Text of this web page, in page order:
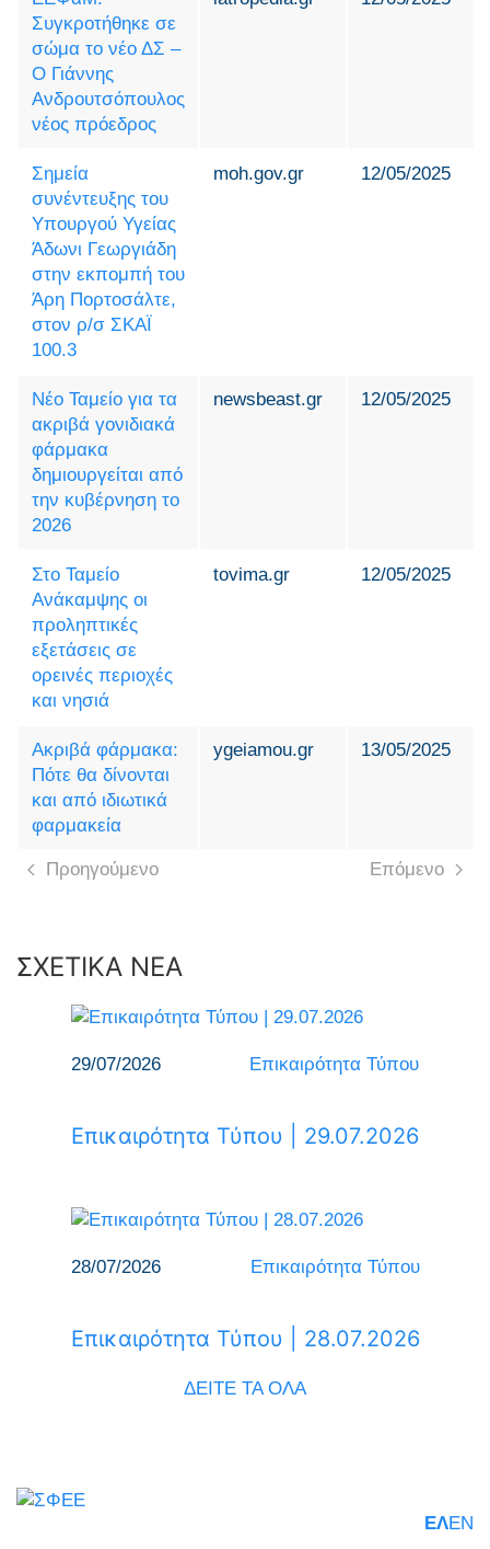
Συγκροτήθηκε σε
σώμα το νέο ΔΣ –
Ο Γιάννης
Ανδρουτσόπουλος
νέος πρόεδρος
Σημεία
συνέντευξης του
Υπουργού Υγείας
Άδωνι Γεωργιάδη
στην εκπομπή του
Άρη Πορτοσάλτε,
στον ρ/σ ΣΚΑΪ
100.3
moh.gov.gr 12/05/2025
Νέο Ταμείο για τα
ακριβά γονιδιακά
φάρμακα
δημιουργείται από
την κυβέρνηση το
2026
newsbeast.gr 12/05/2025
Στο Ταμείο
Ανάκαμψης οι
προληπτικές
εξετάσεις σε
ορεινές περιοχές
και νησιά
tovima.gr 12/05/2025
Ακριβά φάρμακα:
Πότε θα δίνονται
και από ιδιωτικά
φαρμακεία
ygeiamou.gr 13/05/2025
Προηγούμενο Επόμενο
ΣΧΕΤΙΚΑ ΝΕΑ
29/07/2026 Επικαιρότητα Τύπου
Επικαιρότητα Τύπου | 29.07.2026
28/07/2026 Επικαιρότητα Τύπου
Επικαιρότητα Τύπου | 28.07.2026
ΔΕΙΤΕ ΤΑ ΟΛΑ
ΕΛEN